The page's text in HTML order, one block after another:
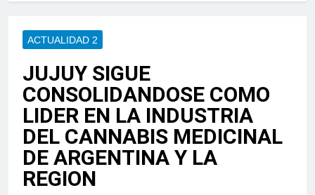
ACTUALIDAD 2
JUJUY SIGUE
CONSOLIDANDOSE COMO
LIDER EN LA INDUSTRIA
DEL CANNABIS MEDICINAL
DE ARGENTINA Y LA
REGION